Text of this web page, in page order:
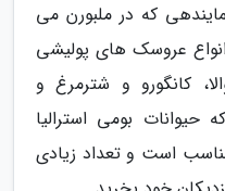
که در ملبورن می
انواع عروسک های پولیشی
کانگورو و شترمرغ و
بومی استرالیا
است و تعداد زیادی